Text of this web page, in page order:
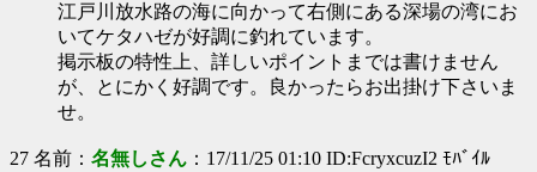
江戸川放水路の海に向かって右側にある深場の湾にお
いてケタハゼが好調に釣れています。
掲示板の特性上、詳しいポイントまでは書けません
が、とにかく好調です。良かったらお出掛け下さいま
せ。
27 名前： 名無しさん ：17/11/25 01:10 ID:FcryxcuzI2 ﾓﾊﾞｲﾙ